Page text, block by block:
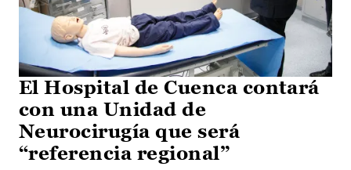
El Hospital de Cuenca contará
con una Unidad de
Neurocirugía que será
“referencia regional”